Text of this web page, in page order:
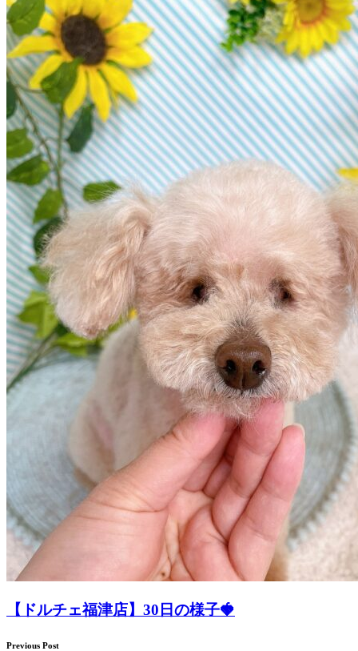
【ドルチェ福津店】30日の様子🍓
Previous Post